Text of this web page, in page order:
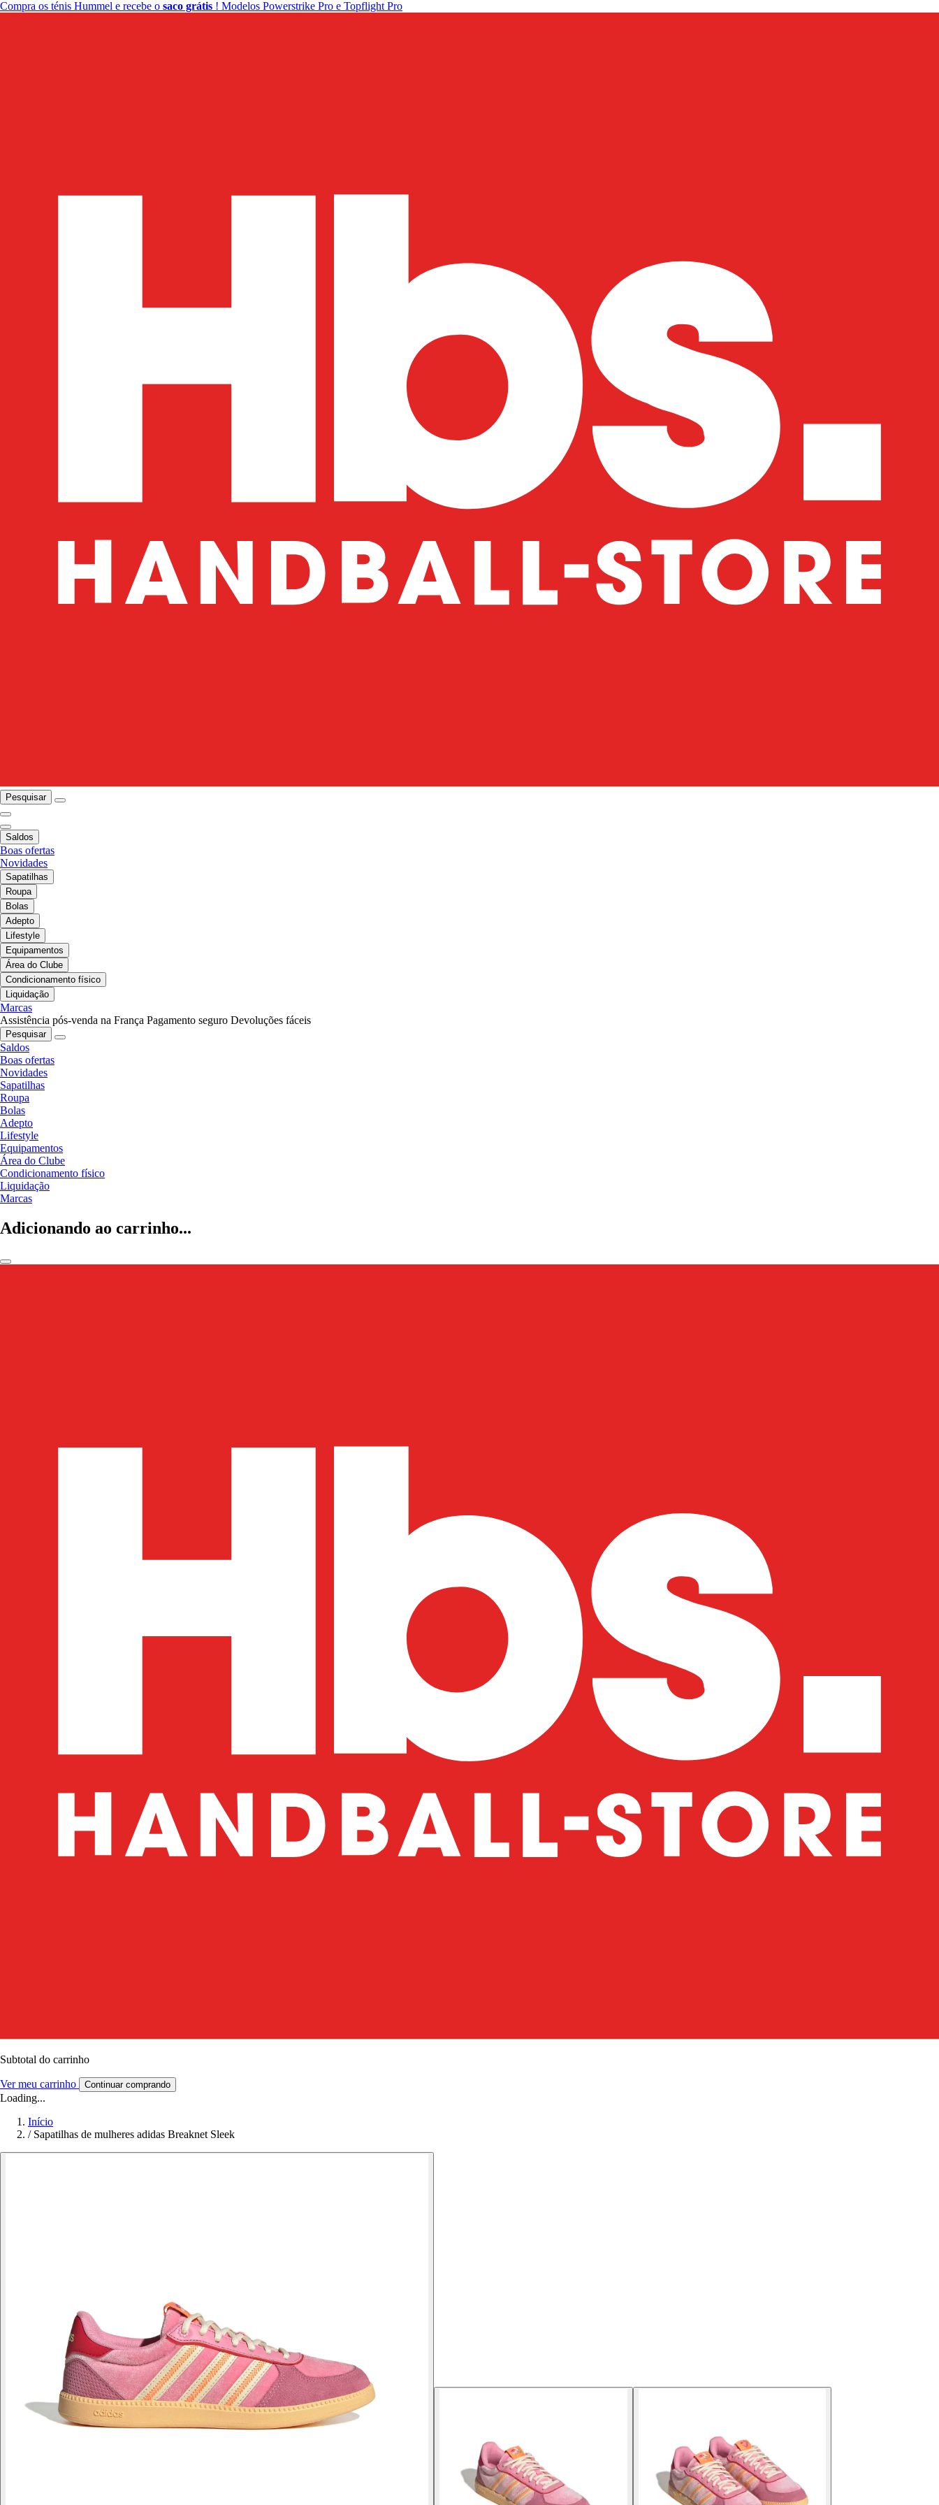
Compra os ténis Hummel e recebe o saco grátis ! Modelos Powerstrike Pro e Topflight Pro
Pesquisar
Saldos
Boas ofertas
Novidades
Sapatilhas
Roupa
Bolas
Adepto
Lifestyle
Equipamentos
Área do Clube
Condicionamento físico
Liquidação
Marcas
Assistência pós-venda na França Pagamento seguro Devoluções fáceis
Pesquisar
Saldos
Boas ofertas
Novidades
Sapatilhas
Roupa
Bolas
Adepto
Lifestyle
Equipamentos
Área do Clube
Condicionamento físico
Liquidação
Marcas
Adicionando ao carrinho...
Subtotal do carrinho
Ver meu carrinho Continuar comprando
Loading...
Início
/ Sapatilhas de mulheres adidas Breaknet Sleek